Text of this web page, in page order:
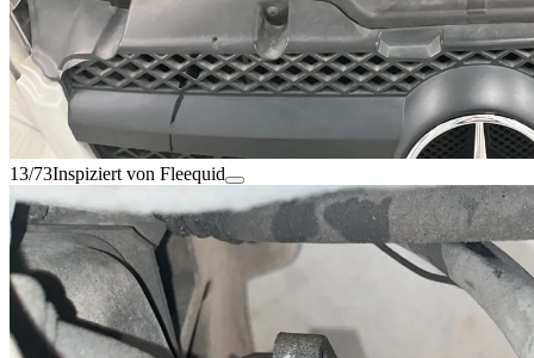
13/73Inspiziert von Fleequid